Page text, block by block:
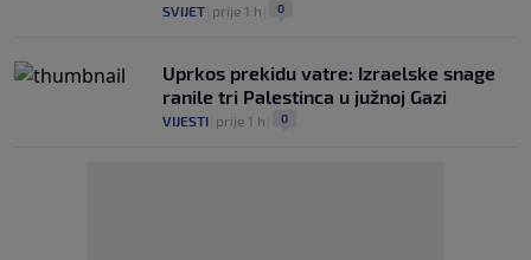
SVIJET prije 1 h 0
Uprkos prekidu vatre: Izraelske snage
ranile tri Palestinca u južnoj Gazi
VIJESTI prije 1 h 0